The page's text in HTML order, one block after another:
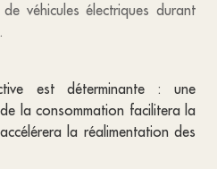
véhicules électriques durant
est déterminante : une
la consommation facilitera la
la réalimentation des